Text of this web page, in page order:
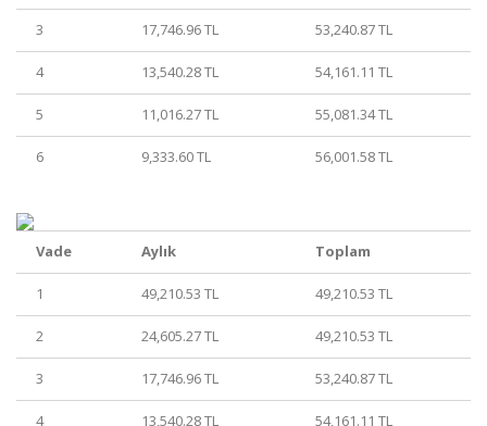
3 17,746.96 TL 53,240.87 TL
4 13,540.28 TL 54,161.11 TL
5 11,016.27 TL 55,081.34 TL
6 9,333.60 TL 56,001.58 TL
Vade Aylık Toplam
1 49,210.53 TL 49,210.53 TL
2 24,605.27 TL 49,210.53 TL
3 17,746.96 TL 53,240.87 TL
4 13,540.28 TL 54,161.11 TL